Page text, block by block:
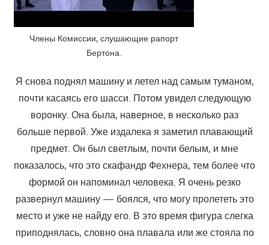
Члены Комиссии, слушающие рапорт
Бертона.
Я снова поднял машину и летел над самым туманом,
почти касаясь его шасси. Потом увидел следующую
воронку. Она была, наверное, в несколько раз
больше первой. Уже издалека я заметил плавающий
предмет. Он был светлым, почти белым, и мне
показалось, что это скафандр Фехнера, тем более что
формой он напоминал человека. Я очень резко
развернул машину — боялся, что могу пролететь это
место и уже не найду его. В это время фигура слегка
приподнялась, словно она плавала или же стояла по